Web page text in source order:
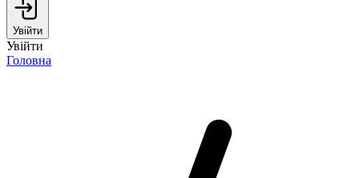
Увійти
Увійти
Головна